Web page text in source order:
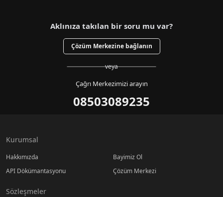
Aklınıza takılan bir soru mu var?
Çözüm Merkezine bağlanın
veya
Çağrı Merkezimizi arayın
08503089235
Kurumsal
Hakkımızda
Bayimiz Ol
API Dökümantasyonu
Çözüm Merkezi
Sözleşmeler